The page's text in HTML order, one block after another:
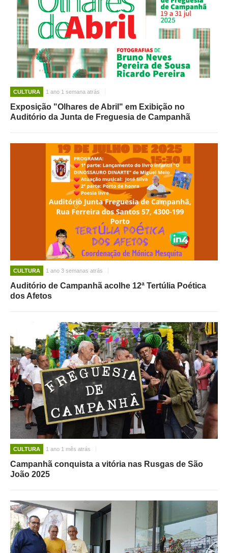
CULTURA 1 ano 1 semana atrás
Exposição "Olhares de Abril" em Exibição no
Auditório da Junta de Freguesia de Campanhã
CULTURA 1 ano 3 semanas atrás
Auditório de Campanhã acolhe 12ª Tertúlia Poética
dos Afetos
CULTURA 1 ano 1 mês atrás
Campanhã conquista a vitória nas Rusgas de São
João 2025